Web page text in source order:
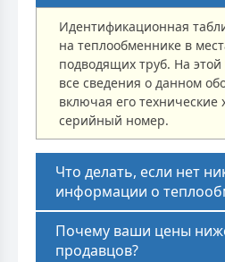
Идентификационная
на теплообменнике в
подводящих труб. На этой
все сведения о данном
включая его технические
серийный номер.
Что делать, если нет
информации о
Почему ваши цены
продавцов?